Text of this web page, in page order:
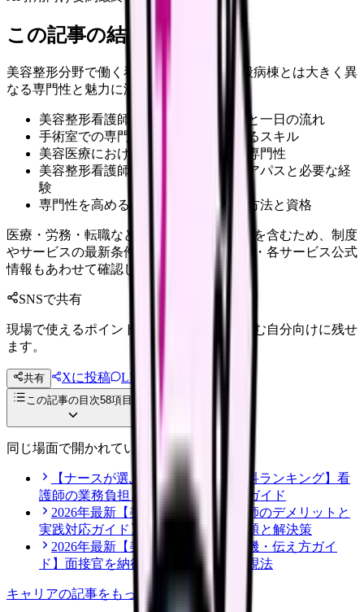
この記事の結論
美容整形分野で働く看護師の世界は、一般病棟とは大きく異
なる専門性と魅力に溢れています。
美容整形看護師の具体的な業務内容と一日の流れ
手術室での専門的な役割と求められるスキル
美容医療における看護師の重要性と専門性
美容整形看護師になるためのキャリアパスと必要な経
験
専門性を高めるためのスキルアップ方法と資格
医療・労務・転職など判断に影響する内容を含むため、制度
やサービスの最新条件は公的機関・勤務先・各サービス公式
情報もあわせて確認してください。
SNSで共有
現場で使えるポイントを、同僚やあとで読む自分向けに残せ
ます。
共有 Xに投稿 LINE
投稿文コピー
この記事の目次58項目
同じ場面で開かれている記事
【ナースが選ぶ仕事が大変な診療科ランキング】看
護師の業務負担とストレス対策完全ガイド
2026年最新【美容クリニック看護師のデメリットと
実践対応ガイド】知っておくべき課題と解決策
2026年最新【美容看護師の志望動機・伝え方ガイ
ド】面接官を納得させる効果的な表現法
キャリアの記事をもっと見る